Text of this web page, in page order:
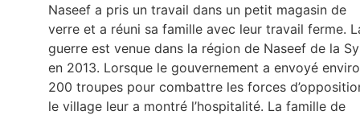
Naseef a pris un travail dans un petit magasin de
verre et a réuni sa famille avec leur travail ferme.
guerre est venue dans la région de Naseef de la
en 2013. Lorsque le gouvernement a envoyé
200 troupes pour combattre les forces
le village leur a montré l’hospitalité. La famille de